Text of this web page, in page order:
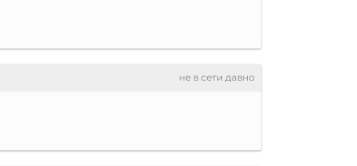
не в сети давно